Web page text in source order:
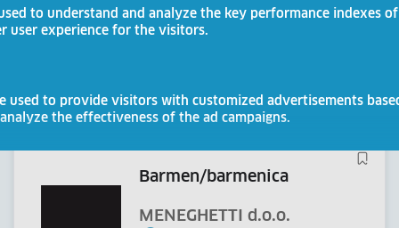
to understand and analyze the key performance indexes
user experience for the visitors.
used to provide visitors with customized advertisements
the effectiveness of the ad campaigns.
radnik/radnica
barmen/barmenica
MENEGHETTI d.o.o.